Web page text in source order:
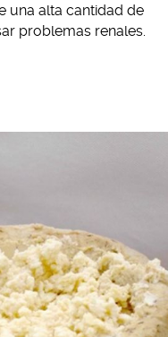
una alta cantidad de
problemas renales.